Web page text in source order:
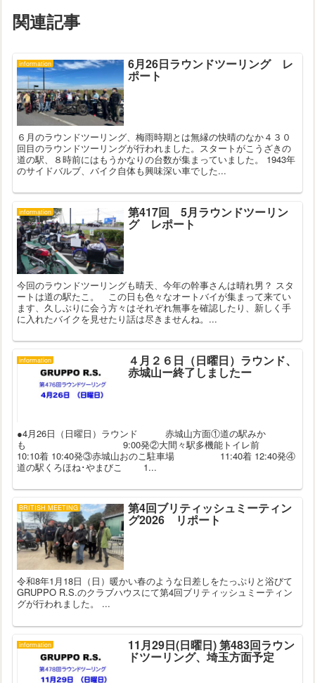
関連記事
information 6月26日ラウンドツーリング レ
ポート
６月のラウンドツーリング、梅雨時期とは無縁の快晴のなか４３０
回目のラウンドツーリングが行われました。スタートがこうざきの
道の駅、８時前にはもうかなりの台数が集まっていました。 1943年
のサイドバルブ、バイク自体も興味深い車でした...
information 第417回 5月ラウンドツーリン
グ レポート
今回のラウンドツーリングも晴天、今年の幹事さんは晴れ男？ スタ
ートは道の駅たこ。 この日も色々なオートバイが集まって来てい
ます、久しぶりに会う方々はそれぞれ無事を確認したり、新しく手
に入れたバイクを見せたり話は尽きませんね。...
information ４月２６日（日曜日）ラウンド、
赤城山ー終了しましたー
●4月26日（日曜日）ラウンド 赤城山方面①道の駅みか
も 9:00発②大間々駅多機能トイレ前
10:10着 10:40発③赤城山おのこ駐車場 11:40着 12:40発④
道の駅くろほね･やまびこ 1...
BRITISH MEETING 第4回ブリティッシュミーティン
グ2026 リポート
令和8年1月18日（日）暖かい春のような日差しをたっぷりと浴びて
GRUPPO R.S.のクラブハウスにて第4回ブリティッシュミーティン
グが行われました。 ...
information 11月29日(日曜日) 第483回ラウン
ドツーリング、埼玉方面予定